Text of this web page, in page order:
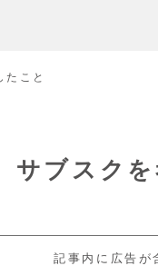
たこと
サブスク
記事内に広告が